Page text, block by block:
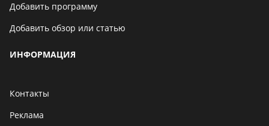
Добавить программу
Добавить обзор или статью
ИНФОРМАЦИЯ
Контакты
Реклама